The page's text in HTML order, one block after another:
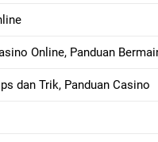
Online, Panduan
dan Trik, Panduan Casino